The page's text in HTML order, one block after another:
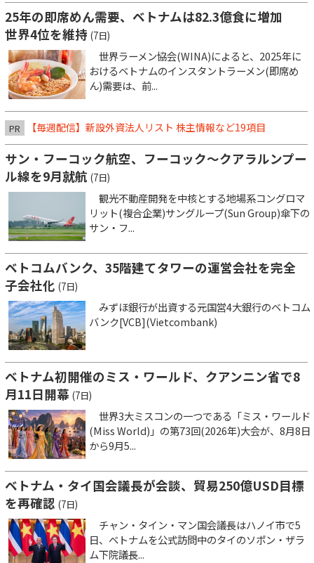
25年の即席めん需要、ベトナムは82.3億食に増加
世界4位を維持 (7日)
世界ラーメン協会(WINA)によると、2025年に
おけるベトナムのインスタントラーメン(即席め
ん)需要は、前...
PR 【毎週配信】新設外資法人リスト 株主情報など19項目
サン・フーコック航空、フーコック～クアラルンプー
ル線を9月就航 (7日)
観光不動産開発を中核とする地場系コングロマ
リット(複合企業)サングループ(Sun Group)傘下の
サン・フ...
ベトコムバンク、35階建てタワーの運営会社を完全
子会社化 (7日)
みずほ銀行が出資する元国営4大銀行のベトコム
バンク[VCB](Vietcombank)
ベトナム初開催のミス・ワールド、クアンニン省で8
月11日開幕 (7日)
世界3大ミスコンの一つである「ミス・ワールド
(Miss World)」の第73回(2026年)大会が、8月8日
から9月5...
ベトナム・タイ国会議長が会談、貿易250億USD目標
を再確認 (7日)
チャン・タイン・マン国会議長はハノイ市で5
日、ベトナムを公式訪問中のタイのソポン・ザラ
ム下院議長...